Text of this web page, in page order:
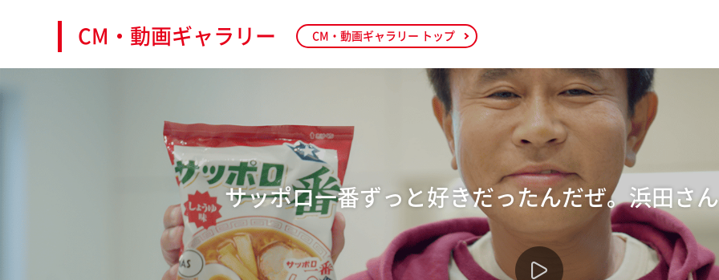
CM・動画ギャラリー CM・動画ギャラリー トップ
サッポロ一番ずっと好きだったんだぜ。浜田さ